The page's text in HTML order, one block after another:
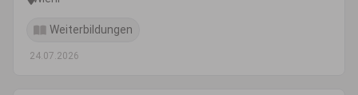
Weiterbildungen
24.07.2026